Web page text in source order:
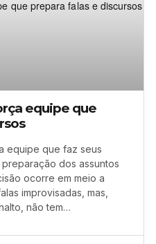
equipe que
equipe que faz seus
dos assuntos
ocorre em meio a
improvisadas, mas,
não tem…